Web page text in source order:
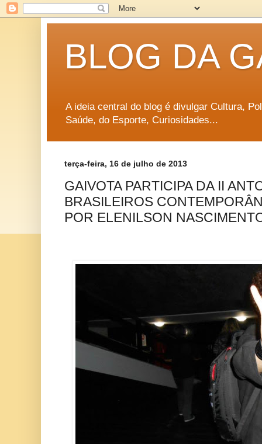
BLOG DA
A ideia central do blog é divulgar Cultura,
Saúde, do Esporte, Curiosidades...
terça-feira, 16 de julho de 2013
GAIVOTA PARTICIPA DA II
BRASILEIROS
POR ELENILSON